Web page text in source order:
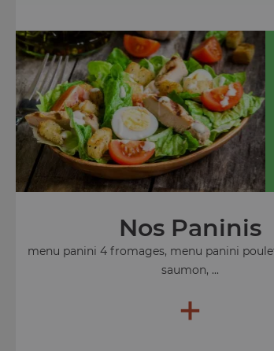
Nos Paninis
menu panini 4 fromages, menu panini
saumon, ...
+